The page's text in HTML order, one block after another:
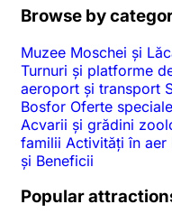
Browse by
Muzee Moschei și
Turnuri și platforme
aeroport și transport
Bosfor Oferte speciale
Acvarii și grădini
familii Activități în
și Beneficii
Popular